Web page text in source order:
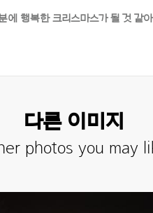
에 행복한 크리스마스가 될 것 같
다른 이미지
photos you may